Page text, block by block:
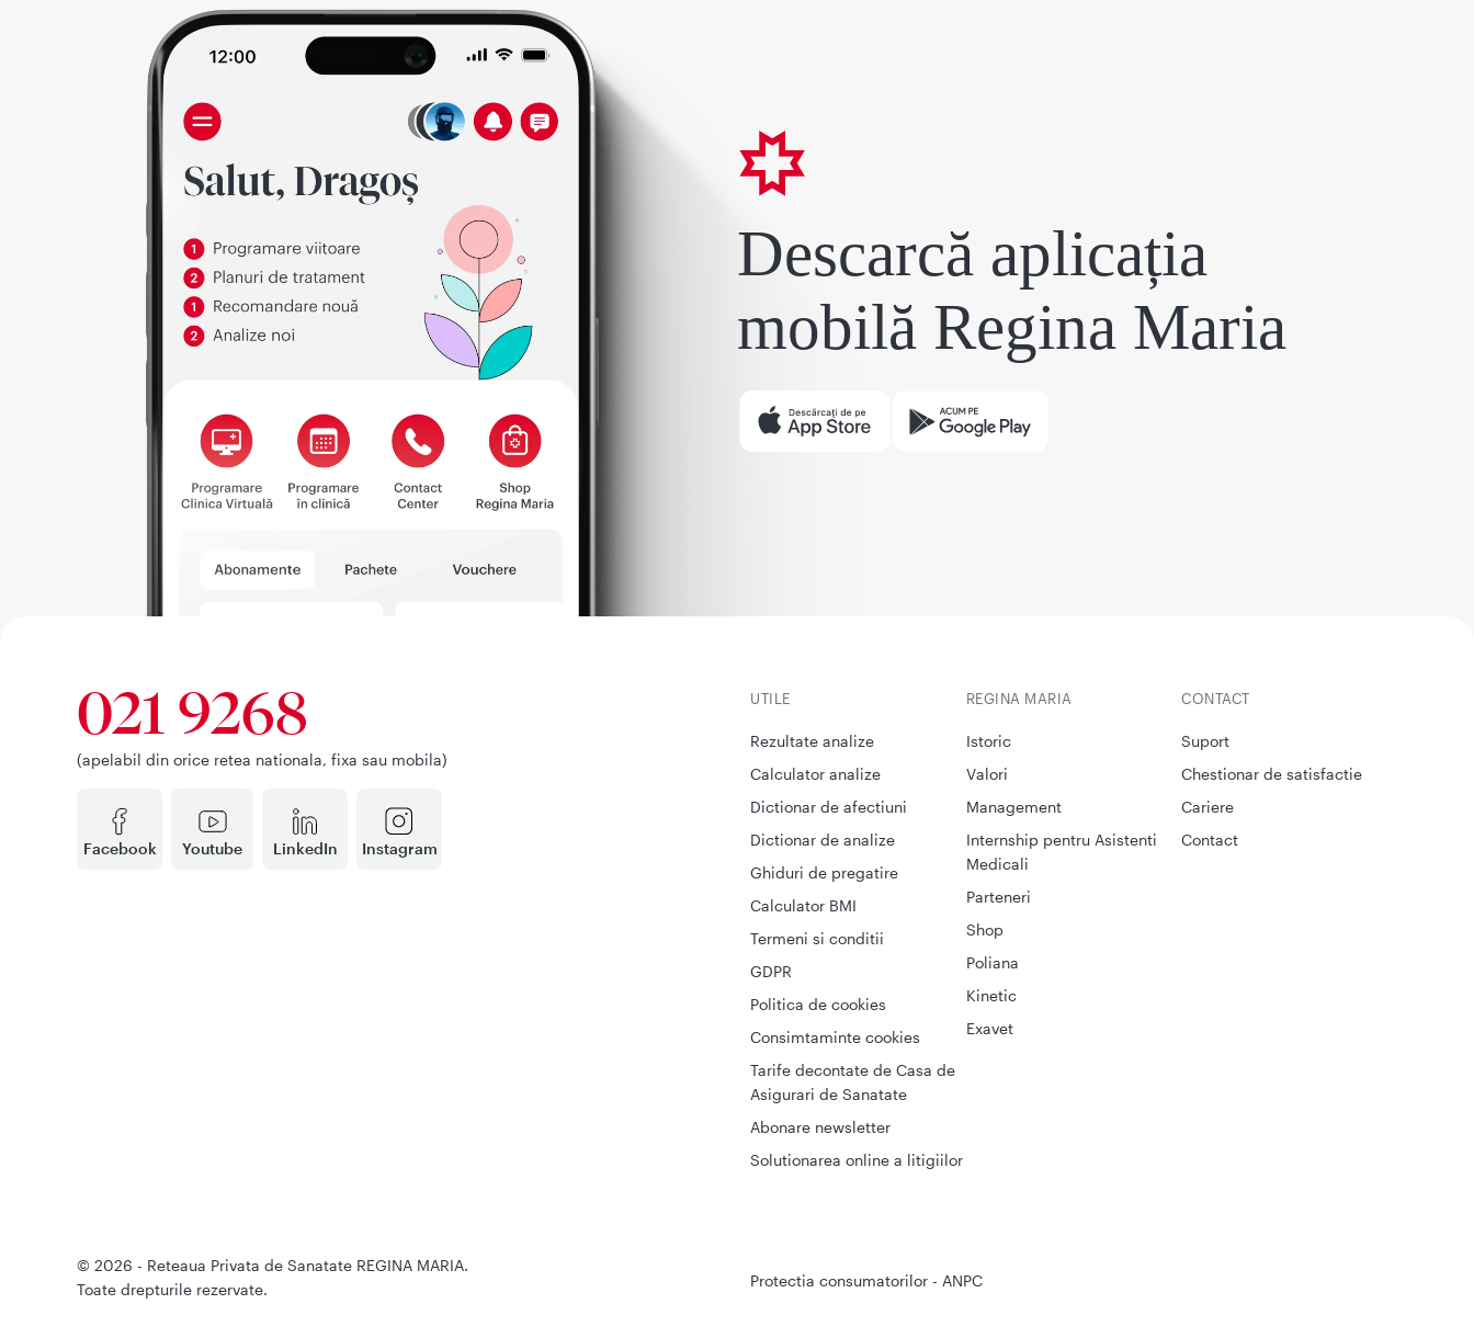
Descarcă aplicația
mobilă Regina Maria
Facebook Youtube LinkedIn Instagram
021 9268
(apelabil din orice retea nationala, fixa sau mobila)
UTILE
Rezultate analize
Calculator analize
Dictionar de afectiuni
Dictionar de analize
Ghiduri de pregatire
Calculator BMI
Termeni si conditii
GDPR
Politica de cookies
Consimtaminte cookies
Tarife decontate de Casa de
Asigurari de Sanatate
Abonare newsletter
Solutionarea online a litigiilor
CONTACT
Suport
Chestionar de satisfactie
Cariere
Contact
REGINA MARIA
Istoric
Valori
Management
Internship pentru Asistenti
Medicali
Parteneri
Shop
Poliana
Kinetic
Exavet
Protectia consumatorilor - ANPC
© 2026 - Reteaua Privata de Sanatate REGINA MARIA.
Toate drepturile rezervate.